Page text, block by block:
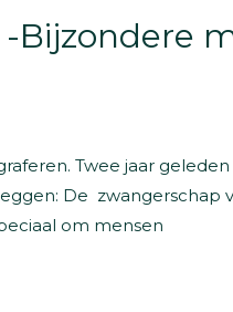
Bijzondere
Twee jaar
De zwangerschap
om mensen